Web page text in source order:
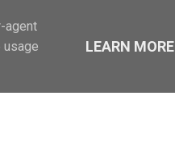
agent
usage
LEARN MORE